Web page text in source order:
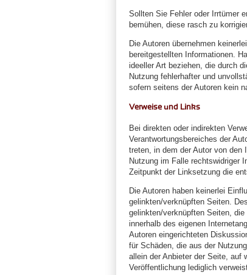
Sollten Sie Fehler oder Irrtümer
bemühen, diese rasch zu
Die Autoren übernehmen
bereitgestellten Informationen.
ideeller Art beziehen, die durch
Nutzung fehlerhafter und
sofern seitens der Autoren kein
Verweise und Links
Bei direkten oder indirekten
Verantwortungsbereiches der
treten, in dem der Autor von
Nutzung im Falle rechtswidriger
Zeitpunkt der Linksetzung die
Die Autoren haben keinerlei
gelinkten/verknüpften Seiten.
gelinkten/verknüpften Seiten,
innerhalb des eigenen
Autoren eingerichteten
für Schäden, die aus der
allein der Anbieter der Seite, auf
Veröffentlichung lediglich